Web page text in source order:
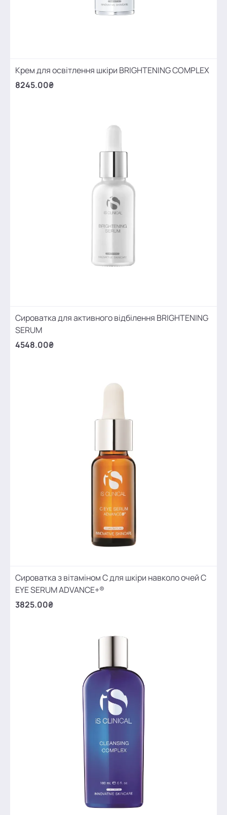
Крем для освітлення шкіри BRIGHTENING COMPLEX
8245.00₴
Сироватка для активного відбілення BRIGHTENING
SERUM
4548.00₴
Сироватка з вітаміном С для шкіри навколо очей C
EYE SERUM ADVANCE+®
3825.00₴